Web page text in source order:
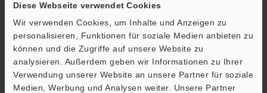
Diese Webseite verwendet Cookies
Wir verwenden Cookies, um Inhalte und Anzeigen zu
personalisieren, Funktionen für soziale Medien anbieten zu
können und die Zugriffe auf unsere Website zu
analysieren. Außerdem geben wir Informationen zu Ihrer
Verwendung unserer Website an unsere Partner für soziale
Medien, Werbung und Analysen weiter. Unsere Partner
Datenschutz
Modellreihe PZ2